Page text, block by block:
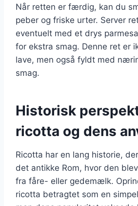
Når retten er færdig, kan du
peber og friske urter. Server
eventuelt med et drys
for ekstra smag. Denne ret er
lave, men også fyldt med
smag.
Historisk
ricotta og dens
Ricotta har en lang historie,
det antikke Rom, hvor den
fra fåre- eller gedemælk.
ricotta betragtet som en